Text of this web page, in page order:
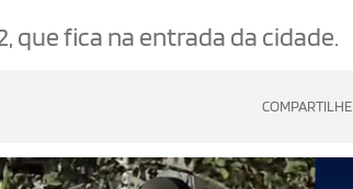
que fica na entrada da cidade.
COMPARTILHE